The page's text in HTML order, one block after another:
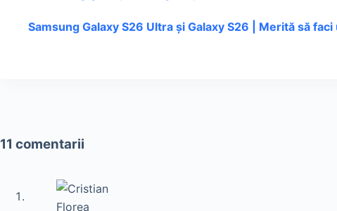
Samsung Galaxy S26 Ultra și Galaxy S26 | Merită să
11 comentarii